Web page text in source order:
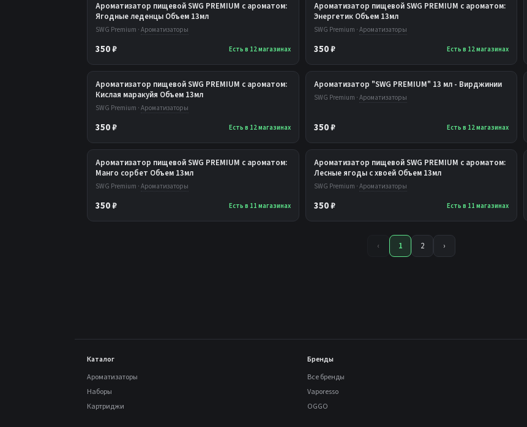
Ароматизатор пищевой SWG PREMIUM с ароматом:
Ягодные леденцы Объем 13мл
SWG Premium · Ароматизаторы
350 ₽ Есть в 12 магазинах
Ароматизатор пищевой SWG PREMIUM с ароматом:
Энергетик Объем 13мл
SWG Premium · Ароматизаторы
350 ₽ Есть в 12 магазинах
Ароматизатор пищевой SWG PREMIUM с ароматом:
Кислая маракуйя Объем 13мл
SWG Premium · Ароматизаторы
350 ₽ Есть в 12 магазинах
Ароматизатор "SWG PREMIUM" 13 мл - Вирджинии
SWG Premium · Ароматизаторы
350 ₽ Есть в 12 магазинах
Ароматизатор пищевой SWG PREMIUM с ароматом:
Манго сорбет Объем 13мл
SWG Premium · Ароматизаторы
350 ₽ Есть в 11 магазинах
Ароматизатор пищевой SWG PREMIUM с ароматом:
Лесные ягоды с хвоей Объем 13мл
SWG Premium · Ароматизаторы
350 ₽ Есть в 11 магазинах
‹ 1 2 ›
Каталог
Ароматизаторы
Наборы
Картриджи
Бренды
Все бренды
Vaporesso
OGGO